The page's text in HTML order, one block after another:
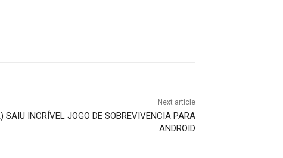
Next article
SAIU INCRÍVEL JOGO DE SOBREVIVENCIA PARA
ANDROID